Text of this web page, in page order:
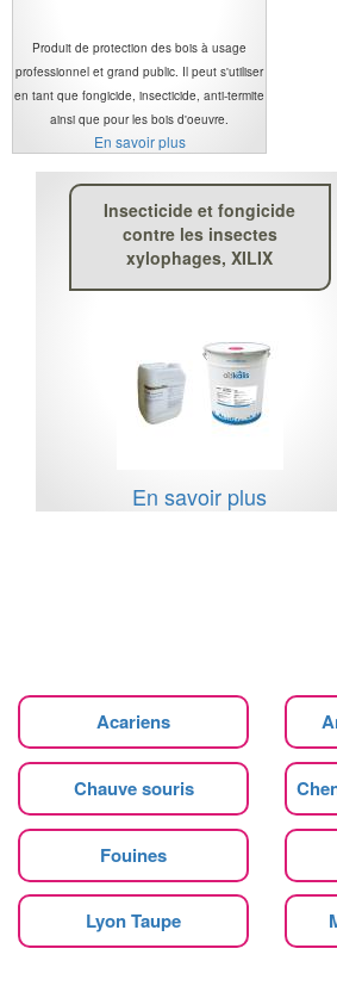
Produit de protection des bois à usage
professionnel et grand public. Il peut s'utiliser
en tant que fongicide, insecticide, anti-termite
ainsi que pour les bois d'oeuvre.
En savoir plus
Insecticide et fongicide
contre les insectes
xylophages, XILIX
En savoir plus
Acariens
Chauve souris
Fouines
Lyon Taupe